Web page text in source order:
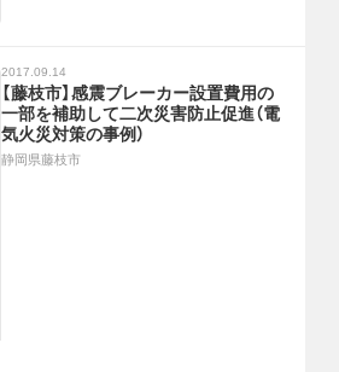
2017.09.14
【藤枝市】感震ブレーカー設置費用の
一部を補助して二次災害防止促進（電
気火災対策の事例）
静岡県藤枝市